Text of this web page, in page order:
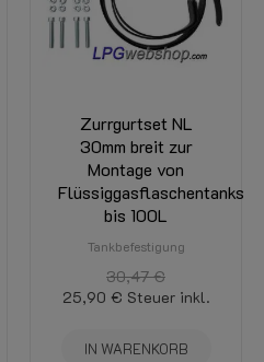
Zurrgurtset 20mm
breit zur Montage
von
Flüssiggasflaschentanks
mit RDW-Zulassung
bis 150L
Tankbefestigung
18,36 € Steuer inkl.
IN WARENKORB